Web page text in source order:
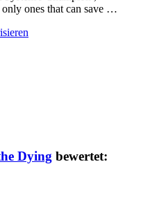
only ones that can save …
Dying bewertet: